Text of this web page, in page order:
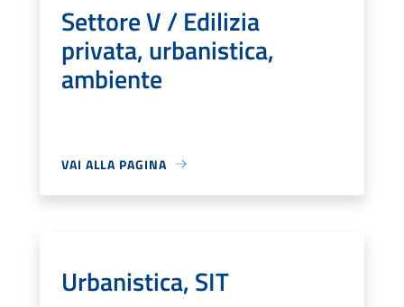
Settore V / Edilizia
privata, urbanistica,
ambiente
VAI ALLA PAGINA
Urbanistica, SIT